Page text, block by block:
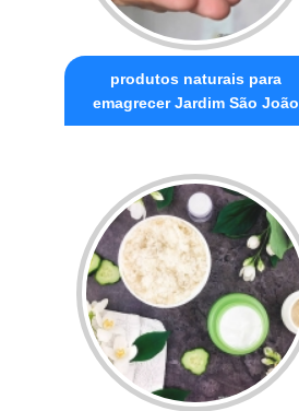
produtos naturais para
emagrecer Jardim São João